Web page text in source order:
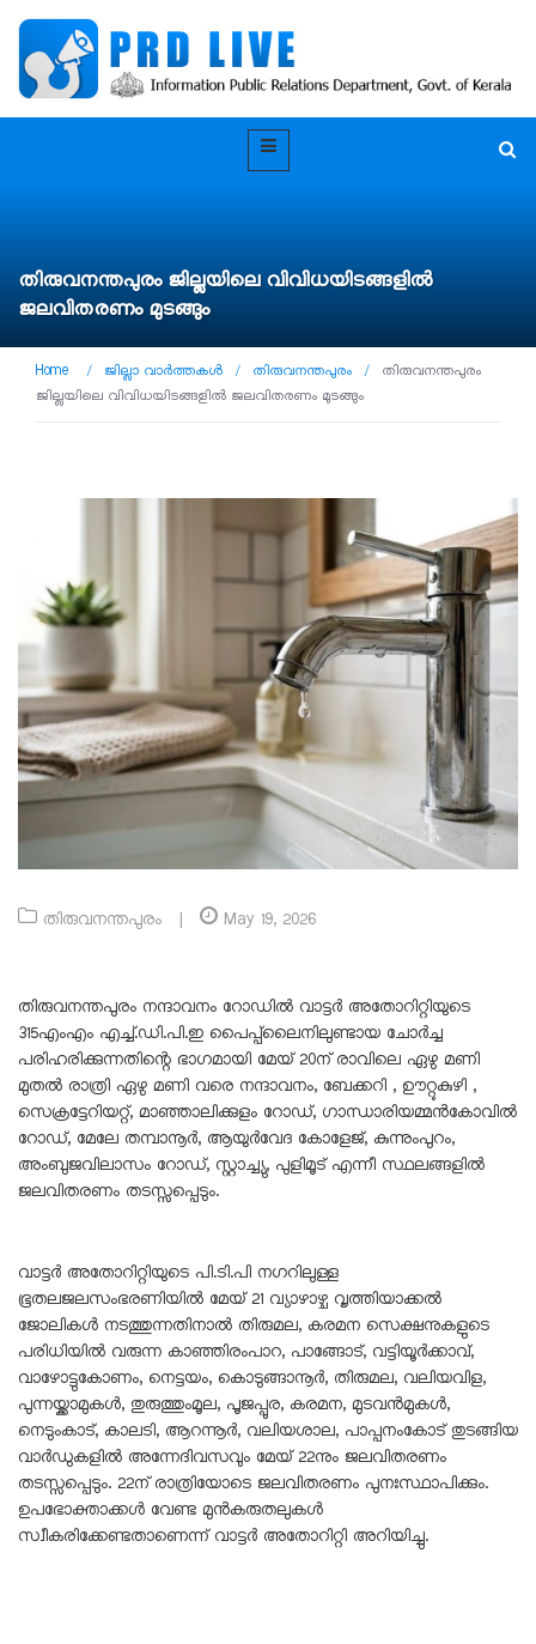
തിരുവനന്തപുരം ജില്ലയിലെ വിവിധയിടങ്ങളിൽ
ജലവിതരണം മുടങ്ങും
Home / ജില്ലാ വാർത്തകൾ / തിരുവനന്തപുരം /
തിരുവനന്തപുരം
ജില്ലയിലെ വിവിധയിടങ്ങളിൽ ജലവിതരണം മുടങ്ങും
തിരുവനന്തപുരം May 19, 2026
തിരുവനന്തപുരം നന്ദാവനം റോഡിൽ വാട്ട‍ർ അതോറിറ്റിയുടെ
315എംഎം എച്ച്.ഡി.പി.ഇ പൈപ്പ്‌ലൈനിലുണ്ടായ ചോർച്ച
പരിഹരിക്കുന്നതിന്റെ ഭാഗമായി മേയ് 20ന് രാവിലെ ഏഴു മണി
മുതൽ രാത്രി ഏഴു മണി വരെ നന്ദാവനം, ബേക്കറി , ഊറ്റുകുഴി ,
സെക്രട്ടേറിയറ്റ്, മാഞ്ഞാലിക്കുളം റോഡ്, ഗാന്ധാരിയമ്മൻകോവിൽ
റോഡ്, മേലേ തമ്പാനൂർ, ആയുർവേദ കോളേജ്, കുന്നുംപുറം,
അംബുജവിലാസം റോഡ്, സ്റ്റാച്ച്യു, പുളിമൂട് എന്നീ സ്ഥലങ്ങളിൽ
ജലവിതരണം തടസ്സപ്പെടും.
വാട്ടർ അതോറിറ്റിയുടെ പി.ടി.പി നഗറിലുള്ള
ഭൂതലജലസംഭരണിയിൽ മേയ് 21 വ്യാഴാഴ്ച വൃത്തിയാക്കൽ
ജോലികൾ നടത്തുന്നതിനാൽ തിരുമല, കരമന സെക്ഷനുകളുടെ
പരിധിയിൽ വരുന്ന കാഞ്ഞിരംപാറ, പാങ്ങോട്, വട്ടിയൂർക്കാവ്,
വാഴോട്ടുകോണം, നെട്ടയം, കൊടുങ്ങാനൂർ, തിരുമല, വലിയവിള,
പുന്നയ്ക്കാമുകൾ, തുരുത്തുംമൂല, പൂജപ്പുര, കരമന, മുടവൻമുകൾ,
നെടുംകാട്, കാലടി, ആറന്നൂർ, വലിയശാല, പാപ്പനംകോട് തുടങ്ങിയ
വാർഡുകളിൽ അന്നേദിവസവും മേയ് 22നും ജലവിതരണം
തടസ്സപ്പെടും. 22ന് രാത്രിയോടെ ജലവിതരണം പുനഃസ്ഥാപിക്കും.
ഉപഭോക്താക്കൾ വേണ്ട മുൻകരുതലുകൾ
സ്വീകരിക്കേണ്ടതാണെന്ന് വാട്ടർ അതോറിറ്റി അറിയിച്ചു.